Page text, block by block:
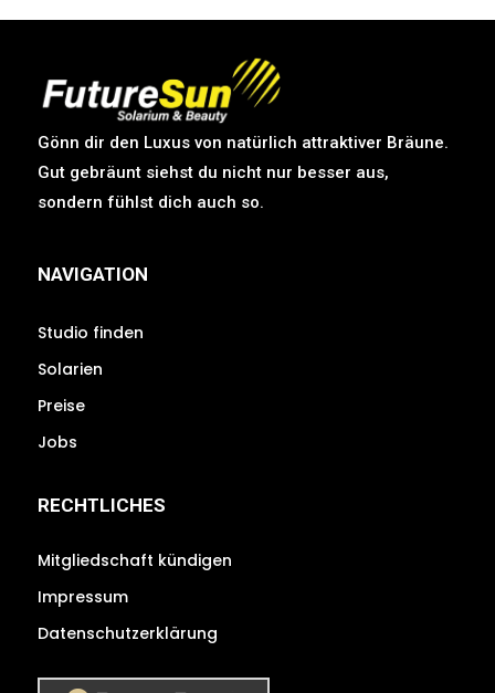
Gönn dir den Luxus von natürlich attraktiver Bräune.
Gut gebräunt siehst du nicht nur besser aus,
sondern fühlst dich auch so.
NAVIGATION
Studio finden
Solarien
Preise
Jobs
RECHTLICHES
Mitgliedschaft kündigen
Impressum
Datenschutzerklärung